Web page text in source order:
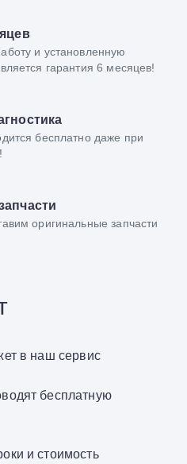
и установленную
гарантия 6 месяцев!
бесплатно даже при
оригинальные запчасти
в наш сервис
бесплатную
и стоимость